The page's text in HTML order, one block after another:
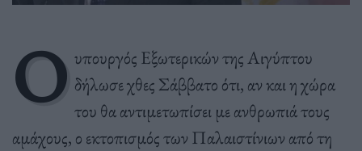
Ο υπουργός Εξωτερικών της Αιγύπτου
δήλωσε χθες Σάββατο ότι, αν και η χώρα
του θα αντιμετωπίσει με ανθρωπιά τους
αμάχους, ο εκτοπισμός των Παλαιστίνιων από τη